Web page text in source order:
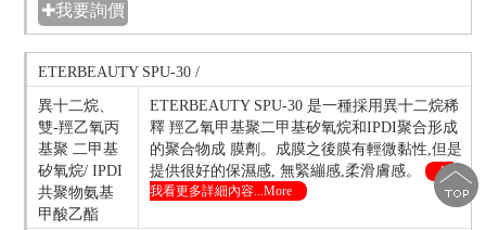
✚我要詢價
ETERBEAUTY SPU-30 /
異十二烷、
雙-羥乙氧丙
基聚 二甲基
矽氧烷/ IPDI
共聚物氨基
甲酸乙酯
ETERBEAUTY SPU-30 是一種採用異十二烷稀
釋 羥乙氧甲基聚二甲基矽氧烷和IPDI聚合形成
的聚合物成 膜劑。成膜之後膜有輕微黏性,但是
提供很好的保濕感, 無緊繃感,柔滑膚感。
點
我看更多詳細內容...More